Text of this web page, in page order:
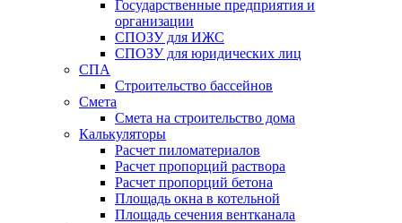
Государственные предприятия и
организации
СПОЗУ для ИЖС
СПОЗУ для юридических лиц
СПА
Строительство бассейнов
Смета
Смета на строительство дома
Калькуляторы
Расчет пиломатериалов
Расчет пропорций раствора
Расчет пропорций бетона
Площадь окна в котельной
Площадь сечения вентканала